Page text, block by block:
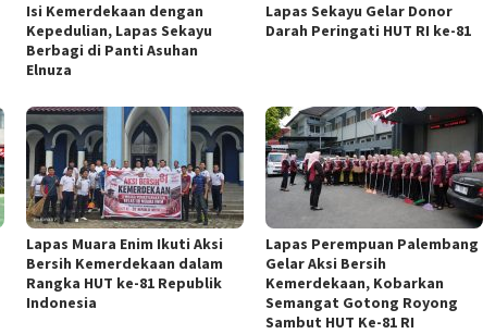
Isi Kemerdekaan dengan
Kepedulian, Lapas Sekayu
Berbagi di Panti Asuhan
Elnuza
Lapas Sekayu Gelar Donor
Darah Peringati HUT RI ke-81
Lapas Muara Enim Ikuti Aksi
Bersih Kemerdekaan dalam
Rangka HUT ke-81 Republik
Indonesia
Lapas Perempuan Palembang
Gelar Aksi Bersih
Kemerdekaan, Kobarkan
Semangat Gotong Royong
Sambut HUT Ke-81 RI